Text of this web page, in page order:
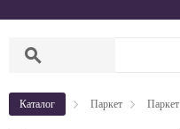
search
Каталог Паркет Паркет